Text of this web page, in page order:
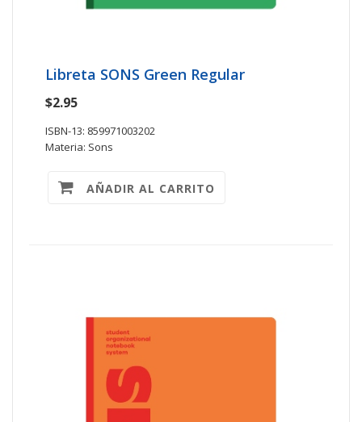
Libreta SONS Green Regular
$2.95
ISBN-13: 859971003202
Materia: Sons
AÑADIR AL CARRITO